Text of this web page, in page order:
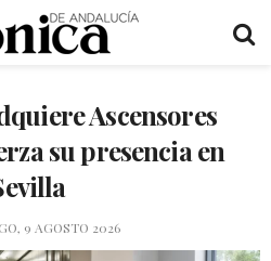
Ascensores
su presencia en
9 AGOSTO 2026